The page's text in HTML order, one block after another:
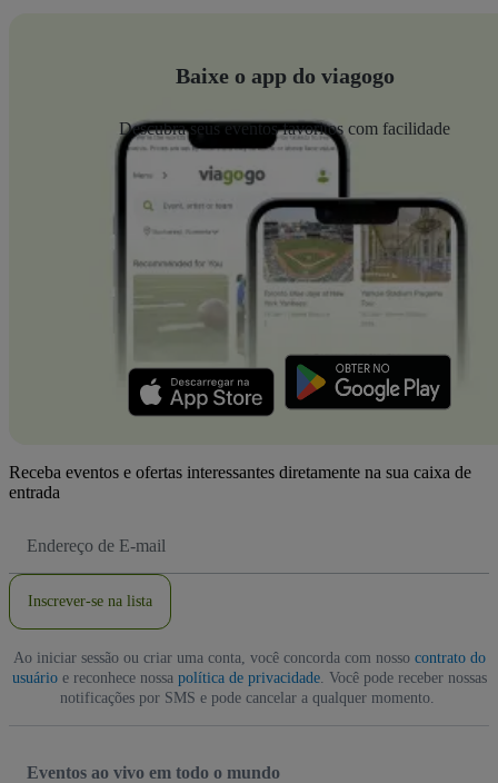
Baixe o app do viagogo
Descubra seus eventos favoritos com facilidade
Receba eventos e ofertas interessantes diretamente na sua caixa de
entrada
de
Inscrever-se na lista
Ao iniciar sessão ou criar uma conta, você concorda com nosso contrato do
usuárioe reconhece nossa política de privacidade. Você pode receber nossas
notificações por SMS e pode cancelar a qualquer momento.
Eventos ao vivo em todo o mundo